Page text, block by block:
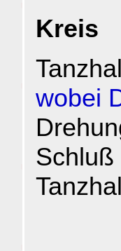
Kreis
wobei
Schluß